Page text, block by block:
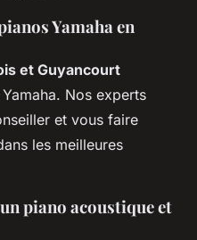
Yamaha en
et Guyancourt
Nos experts
et vous faire
les meilleures
piano acoustique et